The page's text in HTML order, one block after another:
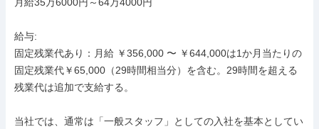
給与:
固定残業代あり：月給 ￥356,000 〜 ￥644,000は1か月当たりの
固定残業代￥65,000（29時間相当分）を含む。29時間を超える
残業代は追加で支給する。
当社では、通常は「一般スタッフ」としての入社を基本としてい